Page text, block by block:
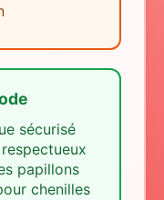
sécurisé
papillons
chenilles